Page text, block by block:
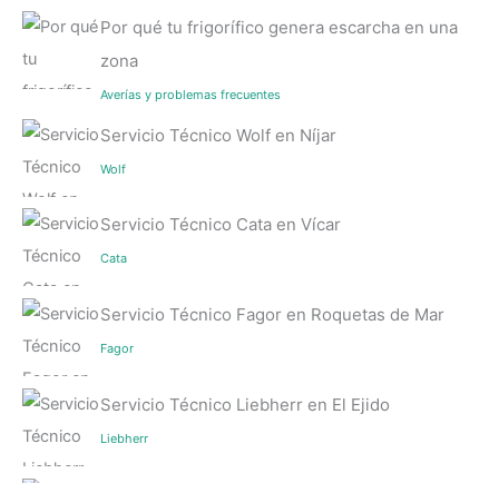
Por qué tu frigorífico genera escarcha en una
zona
Averías y problemas frecuentes
Servicio Técnico Wolf en Níjar
Wolf
Servicio Técnico Cata en Vícar
Cata
Servicio Técnico Fagor en Roquetas de Mar
Fagor
Servicio Técnico Liebherr en El Ejido
Liebherr